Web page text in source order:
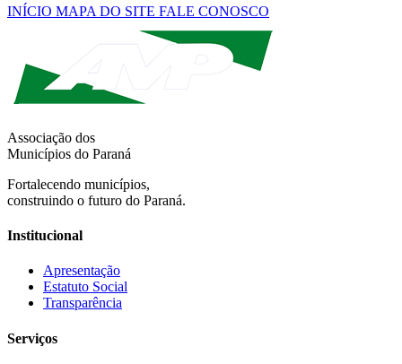
INÍCIO MAPA DO SITE FALE CONOSCO
Associação dos
Municípios do Paraná
Fortalecendo municípios,
construindo o futuro do Paraná.
Institucional
Apresentação
Estatuto Social
Transparência
Serviços